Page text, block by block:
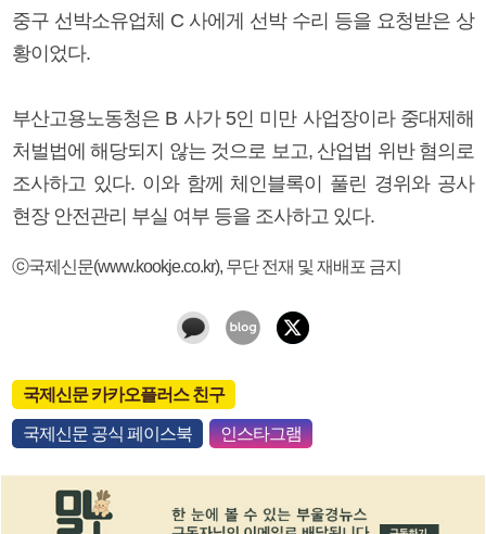
중구 선박소유업체 C 사에게 선박 수리 등을 요청받은 상
황이었다.
부산고용노동청은 B 사가 5인 미만 사업장이라 중대제해
처벌법에 해당되지 않는 것으로 보고, 산업법 위반 혐의로
조사하고 있다. 이와 함께 체인블록이 풀린 경위와 공사
현장 안전관리 부실 여부 등을 조사하고 있다.
ⓒ국제신문(www.kookje.co.kr), 무단 전재 및 재배포 금지
국제신문 카카오플러스 친구
국제신문 공식 페이스북 인스타그램